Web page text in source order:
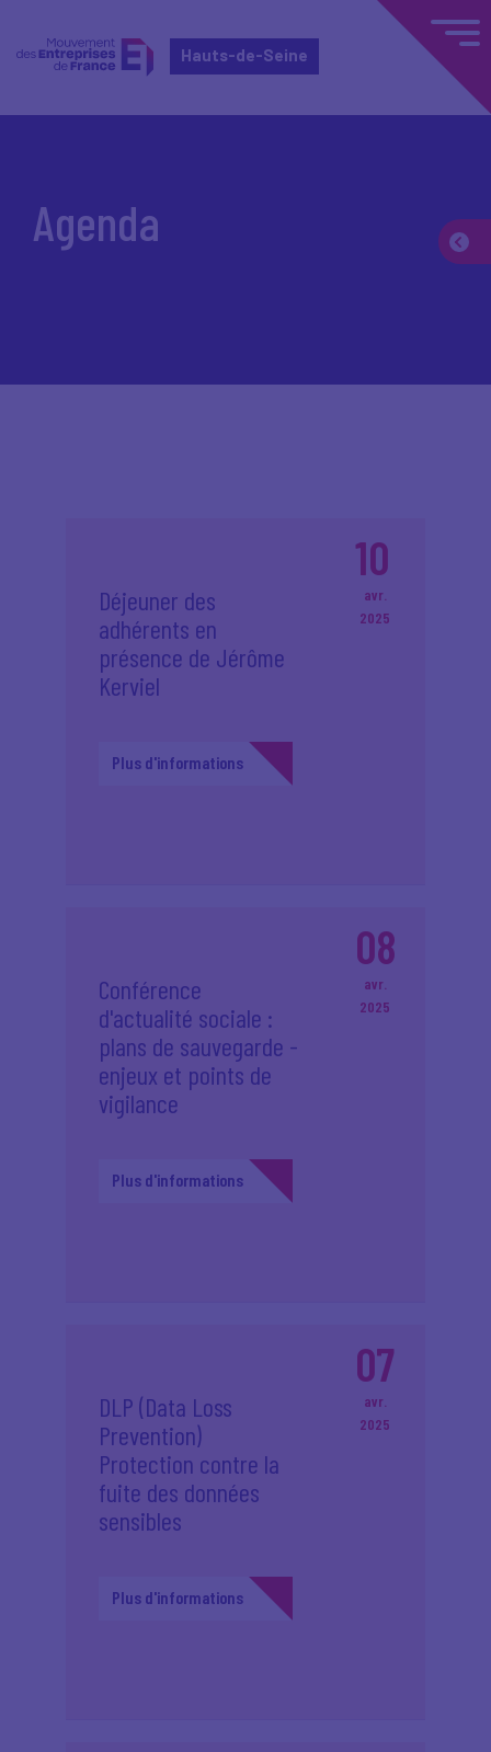
Hauts-de-Seine
Agenda
10
avr.
2025
Déjeuner des
adhérents en
présence de Jérôme
Kerviel
Plus d'informations
08
avr.
2025
Conférence
d'actualité sociale :
plans de sauvegarde -
enjeux et points de
vigilance
Plus d'informations
07
avr.
2025
DLP (Data Loss
Prevention)
Protection contre la
fuite des données
sensibles
Plus d'informations